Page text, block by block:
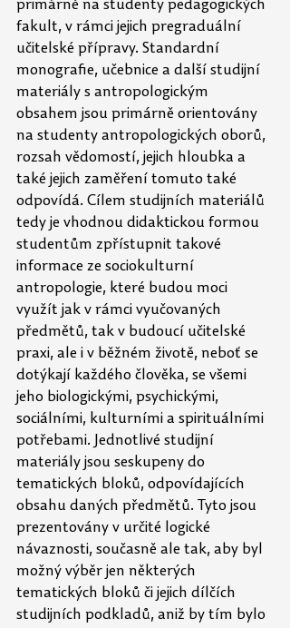
primárně na studenty pedagogických
fakult, v rámci jejich pregraduální
učitelské přípravy. Standardní
monografie, učebnice a další studijní
materiály s antropologickým
obsahem jsou primárně orientovány
na studenty antropologických oborů,
rozsah vědomostí, jejich hloubka a
také jejich zaměření tomuto také
odpovídá. Cílem studijních materiálů
tedy je vhodnou didaktickou formou
studentům zpřístupnit takové
informace ze sociokulturní
antropologie, které budou moci
využít jak v rámci vyučovaných
předmětů, tak v budoucí učitelské
praxi, ale i v běžném životě, neboť se
dotýkají každého člověka, se všemi
jeho biologickými, psychickými,
sociálními, kulturními a spirituálními
potřebami. Jednotlivé studijní
materiály jsou seskupeny do
tematických bloků, odpovídajících
obsahu daných předmětů. Tyto jsou
prezentovány v určité logické
návaznosti, současně ale tak, aby byl
možný výběr jen některých
tematických bloků či jejich dílčích
studijních podkladů, aniž by tím bylo